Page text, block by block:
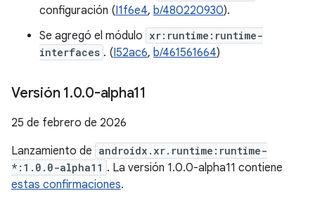
configuración (I1f6e4, b/480220930).
Se agregó el módulo xr:runtime:runtime-
interfaces . (I52ac6, b/461561664)
Versión 1.0.0-alpha11
25 de febrero de 2026
Lanzamiento de androidx.xr.runtime:runtime-
*:1.0.0-alpha11 . La versión 1.0.0-alpha11 contiene
estas confirmaciones.